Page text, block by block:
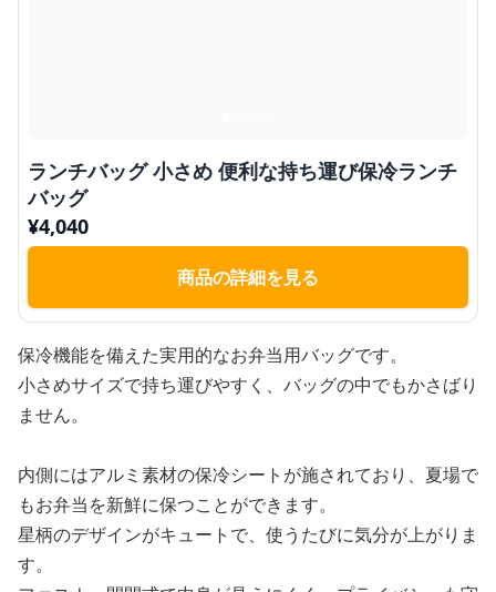
ランチバッグ 小さめ 便利な持ち運び保冷ランチ
バッグ
¥4,040
商品の詳細を見る
保冷機能を備えた実用的なお弁当用バッグです。
小さめサイズで持ち運びやすく、バッグの中でもかさばり
ません。
内側にはアルミ素材の保冷シートが施されており、夏場で
もお弁当を新鮮に保つことができます。
星柄のデザインがキュートで、使うたびに気分が上がりま
す。